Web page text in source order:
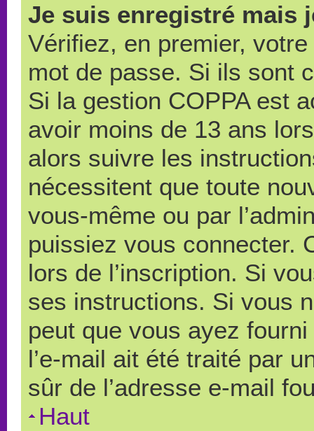
Je suis enregistré mais
Vérifiez, en premier,
mot de passe. Si ils sont
Si la gestion COPPA est
avoir moins de 13 ans
alors suivre les
nécessitent que toute
vous-même ou par
puissiez vous connecter.
lors de l’inscription. Si
ses instructions. Si vous
peut que vous ayez
l’e-mail ait été traité par
sûr de l’adresse e-mail
Haut